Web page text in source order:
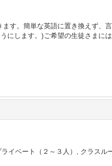
す。簡単な英語に置き換えず、
にします。)ご希望の生徒さまに
イベート（２～３人）, クラスル